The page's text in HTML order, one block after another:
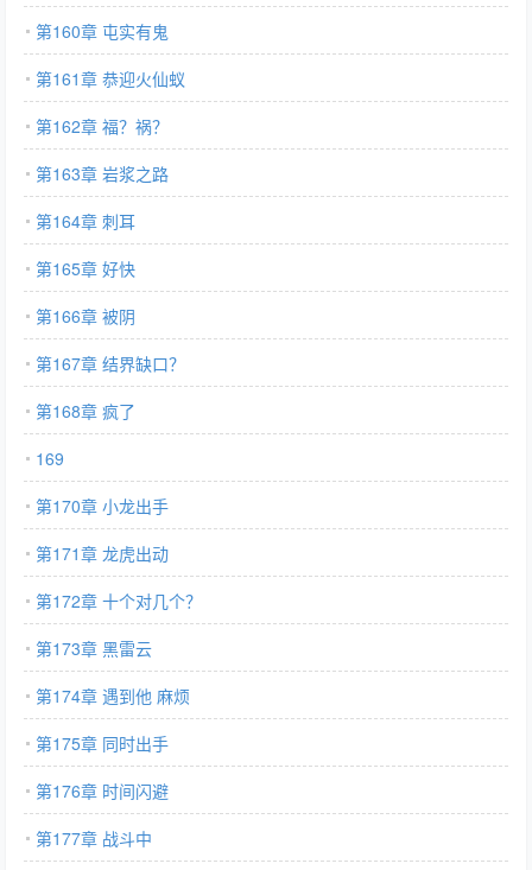
第160章 屯实有鬼
第161章 恭迎火仙蚁
第162章 福？祸？
第163章 岩浆之路
第164章 刺耳
第165章 好快
第166章 被阴
第167章 结界缺口？
第168章 疯了
169
第170章 小龙出手
第171章 龙虎出动
第172章 十个对几个？
第173章 黑雷云
第174章 遇到他 麻烦
第175章 同时出手
第176章 时间闪避
第177章 战斗中